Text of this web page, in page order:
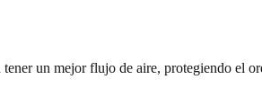
un mejor flujo de aire, protegiendo el